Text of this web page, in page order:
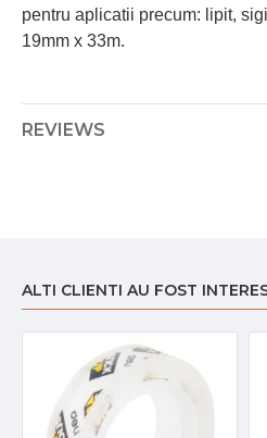
pentru aplicatii precum: lipit,
19mm x 33m.
REVIEWS
ALTI CLIENTI AU FOST